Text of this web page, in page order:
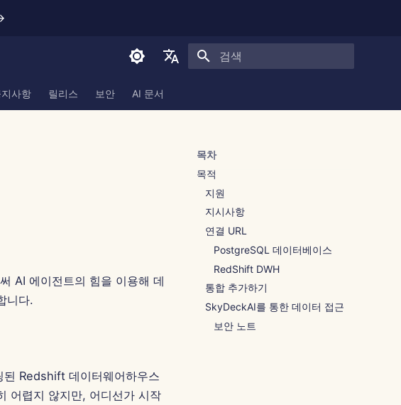
English
简体中文
繁體中文
지사항 릴리스 보안 AI 문서
목차
목적
지원
지시사항
연결 URL
PostgreSQL 데이터베이스
RedShift DWH
통합 추가하기
SkyDeckAI를 통한 데이터 접근
보안 노트
AI 에이전트의 힘을 이용해 데
니다.
Redshift 데이터웨어하우스
어렵지 않지만, 어디선가 시작